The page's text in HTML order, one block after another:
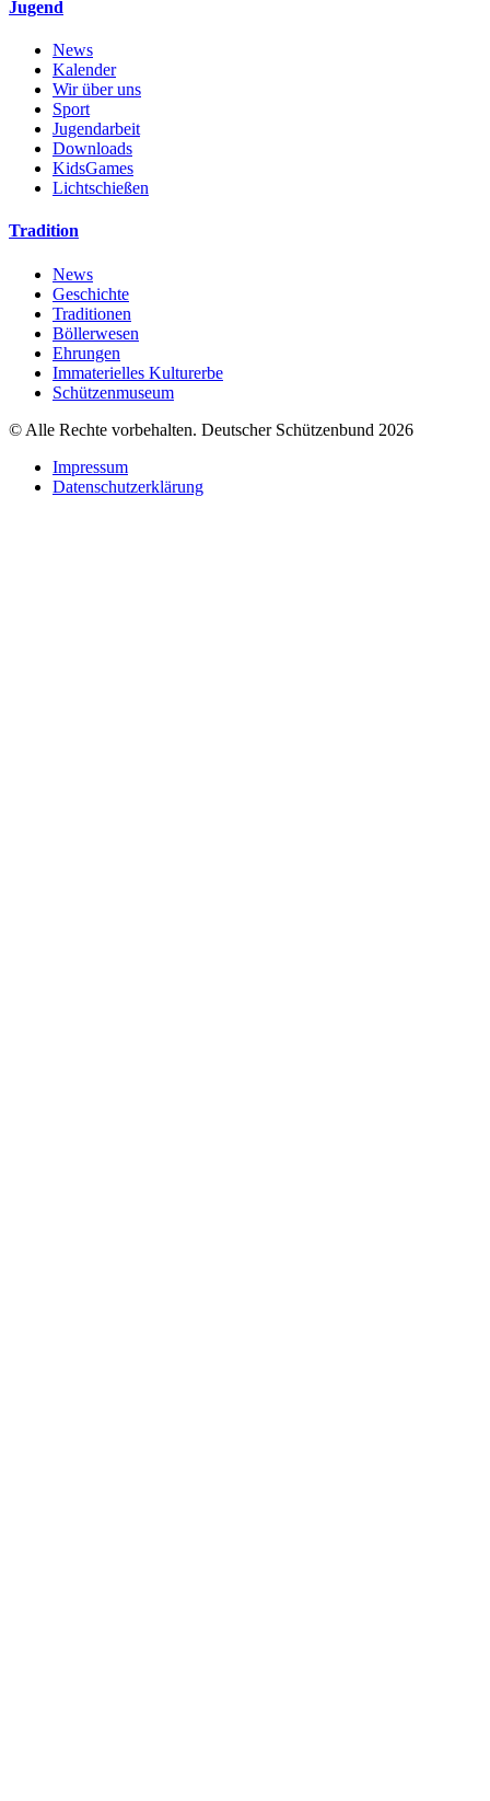
Jugend
News
Kalender
Wir über uns
Sport
Jugendarbeit
Downloads
KidsGames
Lichtschießen
Tradition
News
Geschichte
Traditionen
Böllerwesen
Ehrungen
Immaterielles Kulturerbe
Schützenmuseum
© Alle Rechte vorbehalten. Deutscher Schützenbund 2026
Impressum
Datenschutzerklärung